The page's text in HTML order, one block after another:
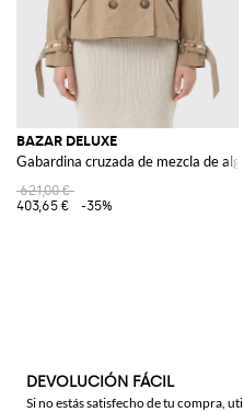
BAZAR DELUXE
Gabardina cruzada de mezcla de
621,00 €
403,65 €
-35%
DEVOLUCIÓN FÁCIL
Si no estás satisfecho de tu compra,